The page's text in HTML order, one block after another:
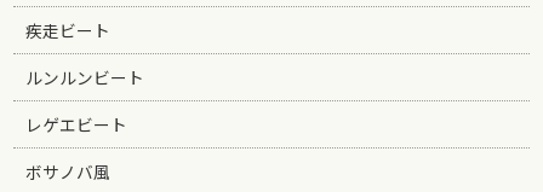
疾走ビート
ルンルンビート
レゲエビート
ボサノバ風